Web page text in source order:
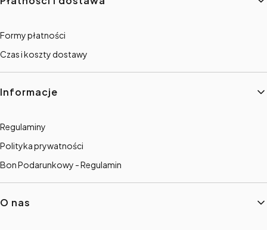
Formy płatności
Czas i koszty dostawy
Informacje
Regulaminy
Polityka prywatności
Bon Podarunkowy - Regulamin
O nas